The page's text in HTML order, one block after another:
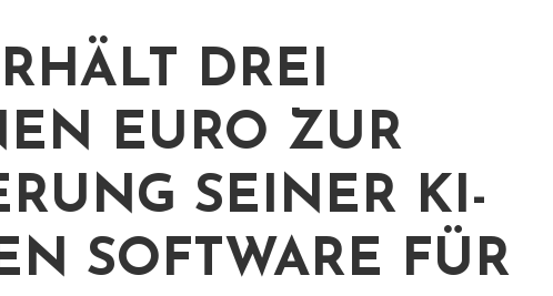
DREI
EURO ZUR
SEINER KI-
SOFTWARE FÜR